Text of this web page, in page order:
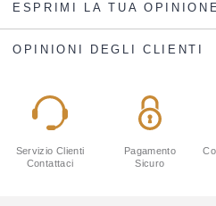
ESPRIMI LA TUA OPINIONE
OPINIONI DEGLI CLIENTI
Servizio Clienti
Contattaci
Pagamento
Sicuro